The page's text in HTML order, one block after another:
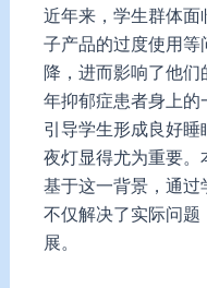
近年来，学生群体面
子产品的过度使用等
降，进而影响了他
年抑郁症患者身上的
引导学生形成良好
夜灯显得尤为重要。
基于这一背景，通过
不仅解决了实际问题
展。